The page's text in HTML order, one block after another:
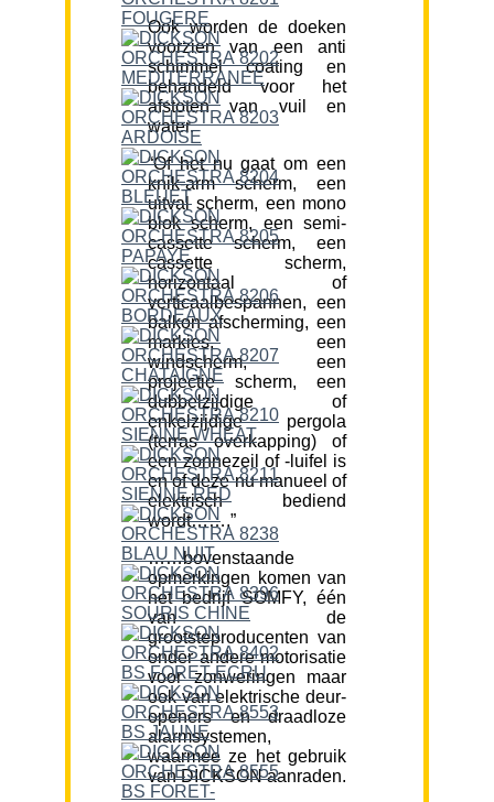
Ook worden de doeken
voorzien van een anti
schimmel coating en
behandeld voor het
afstoten van vuil en
water.
“Of het nu gaat om een
knik-arm scherm, een
uitval scherm, een mono
blok scherm, een semi-
cassette scherm, een
cassette scherm,
horizontaal of
verticaalbespannen, een
balkon afscherming, een
markies, een
windscherm, een
projectie scherm, een
dubbelzijdige of
enkelzijdige pergola
(terras overkapping) of
een zonnezeil of -luifel is
en of deze nu manueel of
elektrisch bediend
wordt…….”
……bovenstaande
opmerkingen komen van
het bedrijf SOMFY, één
van de
grootsteproducenten van
onder andere motorisatie
voor zonweringen maar
ook van elektrische deur-
openers en draadloze
alarmsystemen,
waarmee ze het gebruik
van DICKSON aanraden.